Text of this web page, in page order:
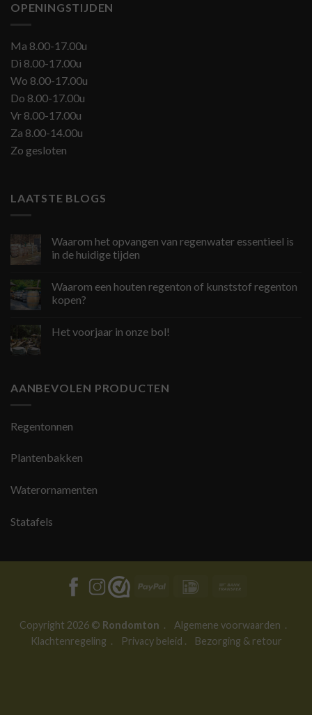
OPENINGSTIJDEN
Ma 8.00-17.00u
Di 8.00-17.00u
Wo 8.00-17.00u
Do 8.00-17.00u
Vr 8.00-17.00u
Za 8.00-14.00u
Zo gesloten
LAATSTE BLOGS
Waarom het opvangen van regenwater essentieel is
in de huidige tijden
Waarom een houten regenton of kunststof regenton
kopen?
Het voorjaar in onze bol!
AANBEVOLEN PRODUCTEN
Regentonnen
Plantenbakken
Waterornamenten
Statafels
PayPal IDeal
Copyright 2026 © Rondomton . Algemene voorwaarden .
Klachtenregeling . Privacy beleid . Bezorging & retour